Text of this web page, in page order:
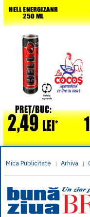
Mica Publicitate | Arhiva |